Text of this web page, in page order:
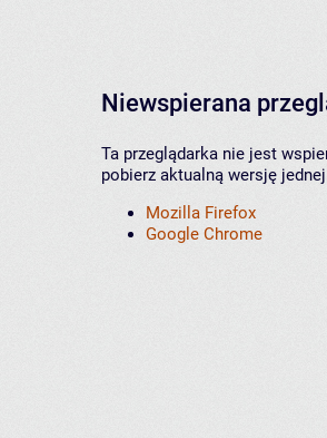
Niewspierana
Ta przeglądarka nie jest
pobierz aktualną wersję
Mozilla Firefox
Google Chrome